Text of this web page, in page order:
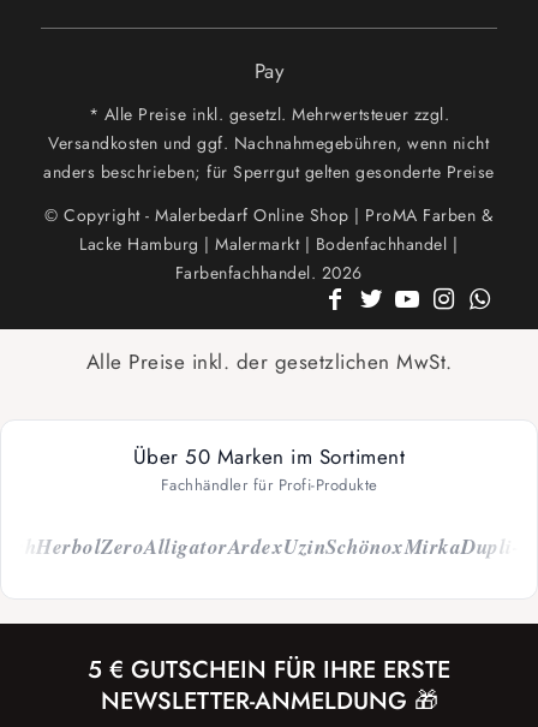
Pay
* Alle Preise inkl. gesetzl. Mehrwertsteuer zzgl.
Versandkosten und ggf. Nachnahmegebühren, wenn nicht
anders beschrieben; für Sperrgut gelten gesonderte Preise
© Copyright - Malerbedarf Online Shop | ProMA Farben &
Lacke Hamburg | Malermarkt | Bodenfachhandel |
Farbenfachhandel. 2026
Alle Preise inkl. der gesetzlichen MwSt.
Über 50 Marken im Sortiment
Fachhändler für Profi-Produkte
HerbolZeroAlligatorArdexUzinSchönoxMirkaDupli-
5 € GUTSCHEIN FÜR IHRE ERSTE
NEWSLETTER-ANMELDUNG 🎁